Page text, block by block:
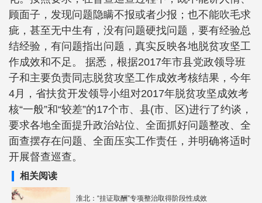
顾面子，发现问题隐瞒不报或者少报；也不能吹毛求
疵，甚至无中生有，没有问题硬找问题，要有经验总
结经验，有问题指出问题，真实反映各地脱贫攻坚工
作成效和不足。 据悉，根据2017年市县党政领导班
子和主要负责同志脱贫攻坚工作成效考核结果，今年
4月，省扶贫开发领导小组对2017年脱贫攻坚成效考
核“一般”和“较差”的17个市、县(市、区)进行了约谈，
要求各地全面提升政治站位、全面抓好问题整改、全
面查摆存在问题、全面压实工作责任，并明确将适时
开展督查巡查。
相关阅读
淮北：“挂证取酬”专项整治取得阶段性成效